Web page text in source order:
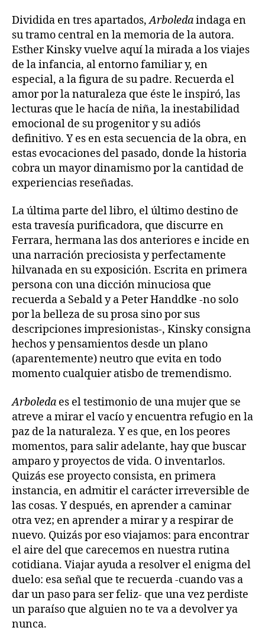
Dividida en tres apartados,Arboledaindaga en
su tramo central en la memoria de la autora.
Esther Kinsky vuelve aquí la mirada a los viajes
de la infancia, al entorno familiar y, en
especial, a la figura de su padre. Recuerda el
amor por la naturaleza que éste le inspiró, las
lecturas que le hacía de niña, la inestabilidad
emocional de su progenitor y su adiós
definitivo. Y es en esta secuencia de la obra, en
estas evocaciones del pasado, donde la historia
cobra un mayor dinamismo por la cantidad de
experiencias reseñadas.
La última parte del libro, el último destino de
esta travesía purificadora, que discurre en
Ferrara, hermana las dos anteriores e incide en
una narración preciosista y perfectamente
hilvanada en su exposición. Escrita en primera
persona con una dicción minuciosa que
recuerda a Sebald y a Peter Handdke -no solo
por la belleza de su prosa sino por sus
descripciones impresionistas-, Kinsky consigna
hechos y pensamientos desde un plano
(aparentemente) neutro que evita en todo
momento cualquier atisbo de tremendismo.
Arboleda es el testimonio de una mujer que se
atreve a mirar el vacío y encuentra refugio en la
paz de la naturaleza. Y es que, en los peores
momentos, para salir adelante, hay que buscar
amparo y proyectos de vida. O inventarlos.
Quizás ese proyecto consista, en primera
instancia, en admitir el carácter irreversible de
las cosas. Y después, en aprender a caminar
otra vez; en aprender a mirar y a respirar de
nuevo. Quizás por eso viajamos: para encontrar
el aire del que carecemos en nuestra rutina
cotidiana. Viajar ayuda a resolver el enigma del
duelo: esa señal que te recuerda -cuando vas a
dar un paso para ser feliz- que una vez perdiste
un paraíso que alguien no te va a devolver ya
nunca.